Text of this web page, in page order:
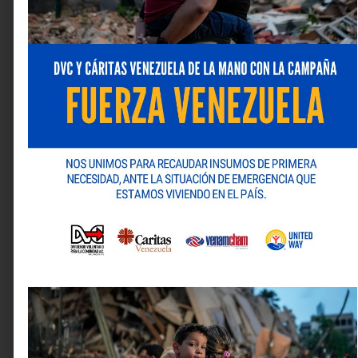
valor al producto final, sino que posiciona a la marca
como un referente en la promoción del cacao
venezolana. Esta evolución en el portafolio de Natulac
demuestra que la calidad premium y la practicidad
pueden convivir en un mismo envase, satisfaciendo las
demandas de un mercado que busca autenticidad en
Si quiere más información sobre la marca y su
portafolio de productos puede visitar su sitio web:
www.natulac.comy/o sus redes sociales: Instagram
Deja una respuesta
Los campos obligatorios están marcados con
Comentario *